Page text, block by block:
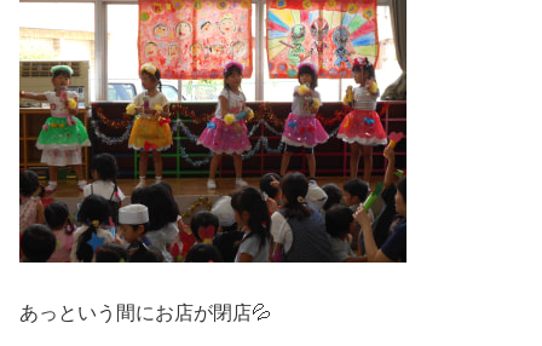
あっという間にお店が閉店💦